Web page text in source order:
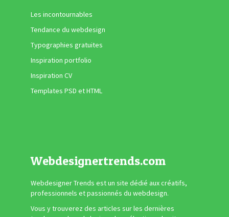
Les incontournables
Tendance du webdesign
Typographies gratuites
Inspiration portfolio
Inspiration CV
Templates PSD et HTML
Webdesignertrends.com
Webdesigner Trends est un site dédié aux créatifs,
professionnels et passionnés du webdesign.
Vous y trouverez des articles sur les dernières